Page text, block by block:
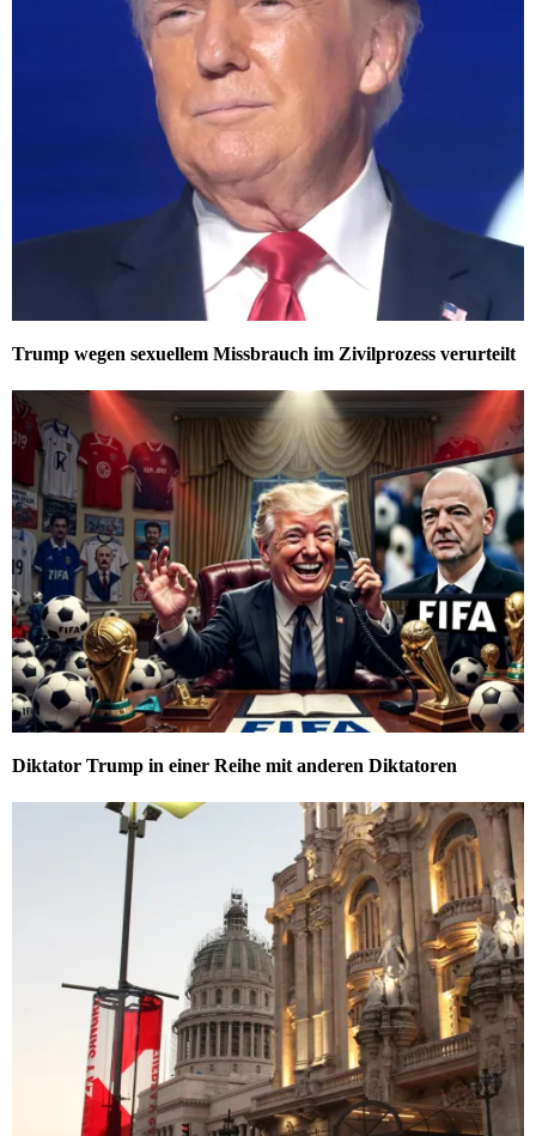
Trump wegen sexuellem Missbrauch im Zivilprozess verurteilt
Diktator Trump in einer Reihe mit anderen Diktatoren